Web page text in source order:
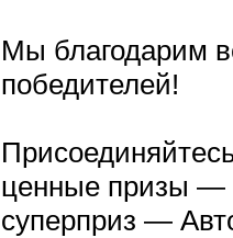
Мы благодарим
победителей!
ценные призы —
суперприз —